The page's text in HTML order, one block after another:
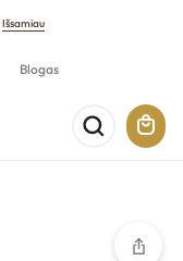
Išsamiau
Blogas